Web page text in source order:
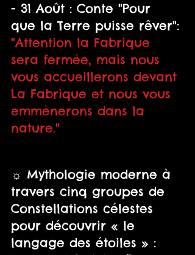
- 31 Août : Conte "Pour
que la Terre puisse rêver":
"Attention la Fabrique
sera fermée, mais nous
vous accueillerons devant
La Fabrique et nous vous
emmènerons dans la
nature."
☼ Mythologie moderne à
travers cinq groupes de
Constellations célestes
pour découvrir « le
langage des étoiles » :